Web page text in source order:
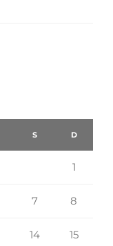
S D
1
7 8
14 15